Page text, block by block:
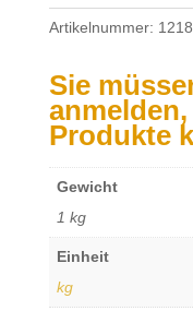
Artikelnummer: 1218
Sie
Produkte
Gewicht
1 kg
Einheit
kg